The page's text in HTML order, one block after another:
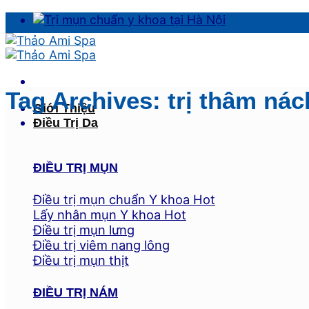
Skip
to
content
Giới Thiệu
Điều Trị Da
ĐIỀU TRỊ MỤN
Điều trị mụn chuẩn Y khoa
Lấy nhân mụn Y khoa
Điều trị mụn lưng
Điều trị viêm nang lông
Điều trị mụn thịt
ĐIỀU TRỊ NÁM
Tag Archives: trị thâm